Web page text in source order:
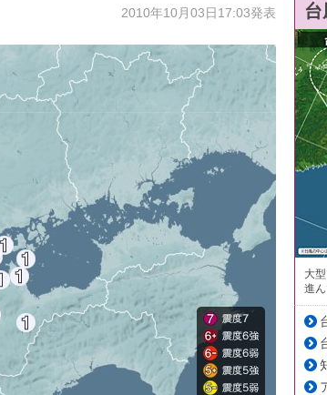
2010年10月03日17:03発表
大
進